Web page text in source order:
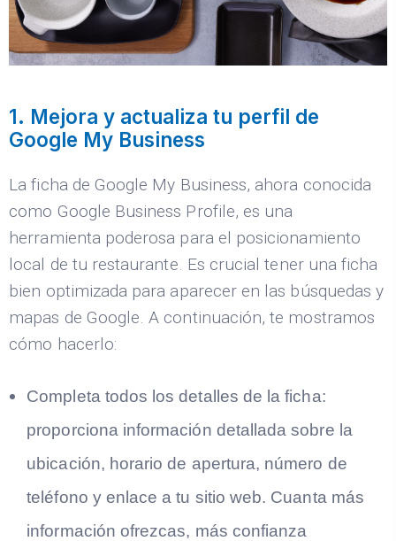
1. Mejora y actualiza tu perfil de
Google My Business
La ficha de Google My Business, ahora conocida
como Google Business Profile, es una
herramienta poderosa para el posicionamiento
local de tu restaurante. Es crucial tener una ficha
bien optimizada para aparecer en las búsquedas y
mapas de Google. A continuación, te mostramos
cómo hacerlo:
Completa todos los detalles de la ficha:
proporciona información detallada sobre la
ubicación, horario de apertura, número de
teléfono y enlace a tu sitio web. Cuanta más
información ofrezcas, más confianza